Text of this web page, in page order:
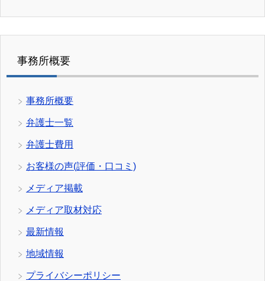
事務所概要
事務所概要
弁護士一覧
弁護士費用
お客様の声(評価・口コミ)
メディア掲載
メディア取材対応
最新情報
地域情報
プライバシーポリシー